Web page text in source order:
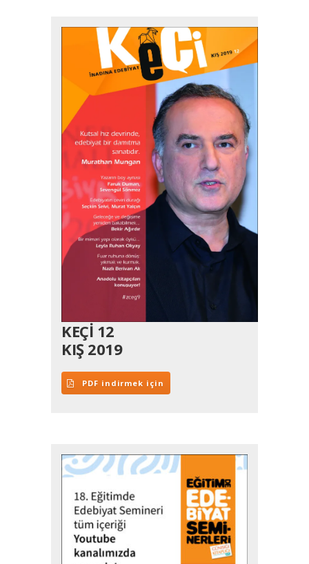
KEÇİ 12
KIŞ 2019
PDF indirmek için